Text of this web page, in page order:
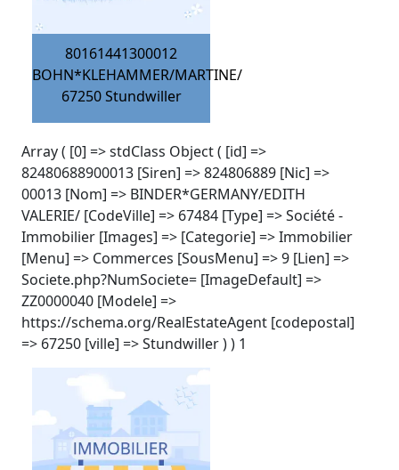
80161441300012
BOHN*KLEHAMMER/MARTINE/
67250 Stundwiller
Array ( [0] => stdClass Object ( [id] =>
82480688900013 [Siren] => 824806889 [Nic] =>
00013 [Nom] => BINDER*GERMANY/EDITH
VALERIE/ [CodeVille] => 67484 [Type] => Société -
Immobilier [Images] => [Categorie] => Immobilier
[Menu] => Commerces [SousMenu] => 9 [Lien] =>
Societe.php?NumSociete= [ImageDefault] =>
ZZ0000040 [Modele] =>
https://schema.org/RealEstateAgent [codepostal]
=> 67250 [ville] => Stundwiller ) ) 1